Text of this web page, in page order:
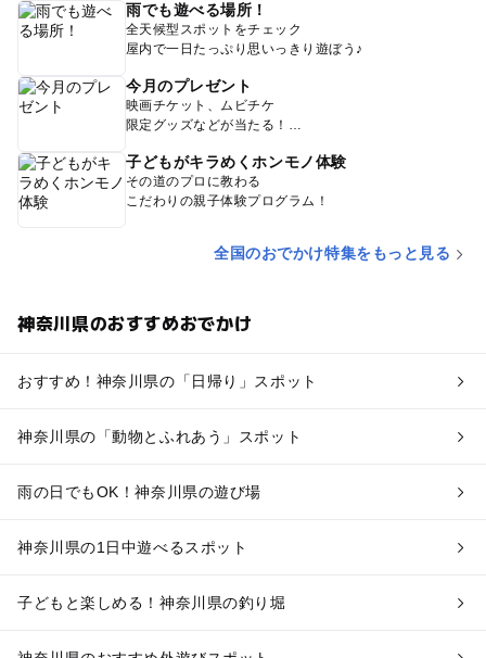
雨でも遊べる場所！
全天候型スポットをチェック
屋内で一日たっぷり思いっきり遊ぼう♪
今月のプレゼント
映画チケット、ムビチケ
限定グッズなどが当たる！
子どもがキラめくホンモノ体験
その道のプロに教わる
こだわりの親子体験プログラム！
全国のおでかけ特集をもっと見る
神奈川県のおすすめおでかけ
おすすめ！神奈川県の「日帰り」スポット
神奈川県の「動物とふれあう」スポット
雨の日でもOK！神奈川県の遊び場
神奈川県の1日中遊べるスポット
子どもと楽しめる！神奈川県の釣り堀